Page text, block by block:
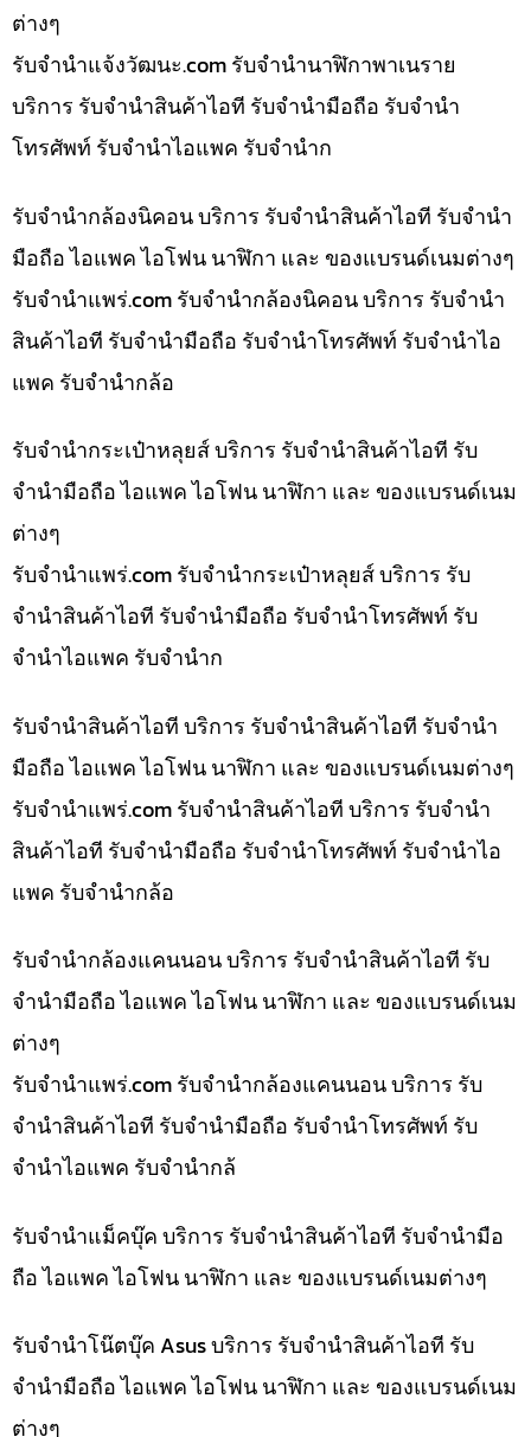
ต่างๆ
รับจํานําแจ้งวัฒนะ.com รับจำนำนาฬิกาพาเนราย
บริการ รับจำนำสินค้าไอที รับจำนำมือถือ รับจำนำ
โทรศัพท์ รับจำนำไอแพค รับจำนำก
รับจำนำกล้องนิคอน บริการ รับจำนำสินค้าไอที รับจำนำ
มือถือ ไอแพค ไอโฟน นาฬิกา และ ของแบรนด์เนมต่างๆ
รับจํานําแพร่.com รับจำนำกล้องนิคอน บริการ รับจำนำ
สินค้าไอที รับจำนำมือถือ รับจำนำโทรศัพท์ รับจำนำไอ
แพค รับจำนำกล้อ
รับจำนำกระเป๋าหลุยส์ บริการ รับจำนำสินค้าไอที รับ
จำนำมือถือ ไอแพค ไอโฟน นาฬิกา และ ของแบรนด์เนม
ต่างๆ
รับจํานําแพร่.com รับจำนำกระเป๋าหลุยส์ บริการ รับ
จำนำสินค้าไอที รับจำนำมือถือ รับจำนำโทรศัพท์ รับ
จำนำไอแพค รับจำนำก
รับจำนำสินค้าไอที บริการ รับจำนำสินค้าไอที รับจำนำ
มือถือ ไอแพค ไอโฟน นาฬิกา และ ของแบรนด์เนมต่างๆ
รับจํานําแพร่.com รับจำนำสินค้าไอที บริการ รับจำนำ
สินค้าไอที รับจำนำมือถือ รับจำนำโทรศัพท์ รับจำนำไอ
แพค รับจำนำกล้อ
รับจำนำกล้องแคนนอน บริการ รับจำนำสินค้าไอที รับ
จำนำมือถือ ไอแพค ไอโฟน นาฬิกา และ ของแบรนด์เนม
ต่างๆ
รับจํานําแพร่.com รับจำนำกล้องแคนนอน บริการ รับ
จำนำสินค้าไอที รับจำนำมือถือ รับจำนำโทรศัพท์ รับ
จำนำไอแพค รับจำนำกล้
รับจำนำแม็คบุ๊ค บริการ รับจำนำสินค้าไอที รับจำนำมือ
ถือ ไอแพค ไอโฟน นาฬิกา และ ของแบรนด์เนมต่างๆ
รับจำนำโน๊ตบุ๊ค Asus บริการ รับจำนำสินค้าไอที รับ
จำนำมือถือ ไอแพค ไอโฟน นาฬิกา และ ของแบรนด์เนม
ต่างๆ